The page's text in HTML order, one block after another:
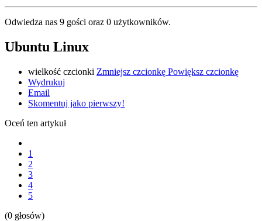
Odwiedza nas 9 gości oraz 0 użytkowników.
Ubuntu Linux
wielkość czcionki Zmniejsz czcionkę Powiększ czcionkę
Wydrukuj
Email
Skomentuj jako pierwszy!
Oceń ten artykuł
1
2
3
4
5
(0 głosów)